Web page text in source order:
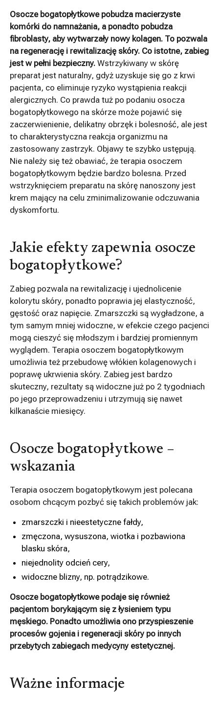
Osocze bogatopłytkowe pobudza macierzyste
komórki do namnażania, a ponadto pobudza
fibroblasty, aby wytwarzały nowy kolagen. To pozwala
na regenerację i rewitalizację skóry. Co istotne, zabieg
jest w pełni bezpieczny. Wstrzykiwany w skórę
preparat jest naturalny, gdyż uzyskuje się go z krwi
pacjenta, co eliminuje ryzyko wystąpienia reakcji
alergicznych. Co prawda tuż po podaniu osocza
bogatopłytkowego na skórze może pojawić się
zaczerwienienie, delikatny obrzęk i bolesność, ale jest
to charakterystyczna reakcja organizmu na
zastosowany zastrzyk. Objawy te szybko ustępują.
Nie należy się też obawiać, że terapia osoczem
bogatopłytkowym będzie bardzo bolesna. Przed
wstrzyknięciem preparatu na skórę nanoszony jest
krem mający na celu zminimalizowanie odczuwania
dyskomfortu.
Jakie efekty zapewnia osocze
bogatopłytkowe?
Zabieg pozwala na rewitalizację i ujednolicenie
kolorytu skóry, ponadto poprawia jej elastyczność,
gęstość oraz napięcie. Zmarszczki są wygładzone, a
tym samym mniej widoczne, w efekcie czego pacjenci
mogą cieszyć się młodszym i bardziej promiennym
wyglądem. Terapia osoczem bogatopłytkowym
umożliwia też przebudowę włókien kolagenowych i
poprawę ukrwienia skóry. Zabieg jest bardzo
skuteczny, rezultaty są widoczne już po 2 tygodniach
po jego przeprowadzeniu i utrzymują się nawet
kilkanaście miesięcy.
Osocze bogatopłytkowe –
wskazania
Terapia osoczem bogatopłytkowym jest polecana
osobom chcącym pozbyć się takich problemów jak:
zmarszczki i nieestetyczne fałdy,
zmęczona, wysuszona, wiotka i pozbawiona
blasku skóra,
niejednolity odcień cery,
widoczne blizny, np. potrądzikowe.
Osocze bogatopłytkowe podaje się również
pacjentom borykającym się z łysieniem typu
męskiego. Ponadto umożliwia ono przyspieszenie
procesów gojenia i regeneracji skóry po innych
przebytych zabiegach medycyny estetycznej.
Ważne informacje